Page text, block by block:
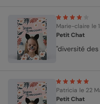
Marie-claire le
Petit Chat
"diversité
Patricia le 22
Petit Chat